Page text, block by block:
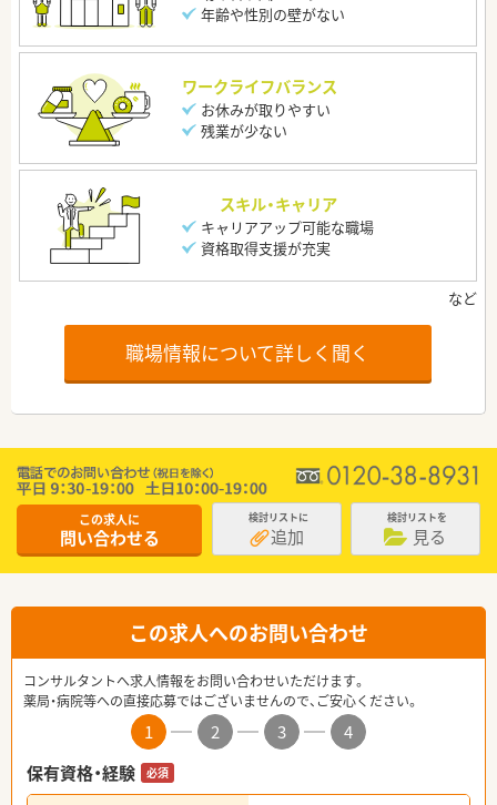
年齢や性別の壁がない
ワークライフバランス
お休みが取りやすい
残業が少ない
スキル・キャリア
キャリアアップ可能な職場
資格取得支援が充実
職場情報について詳しく聞く
この求人に
問い合わせる
検討リストに
追加
検討リストを
見る
この求人へのお問い合わせ
コンサルタントへ求人情報をお問い合わせいただけます。
薬局・病院等への直接応募ではございませんので、ご安心ください。
1 2 3
4
保有資格・経験
必須